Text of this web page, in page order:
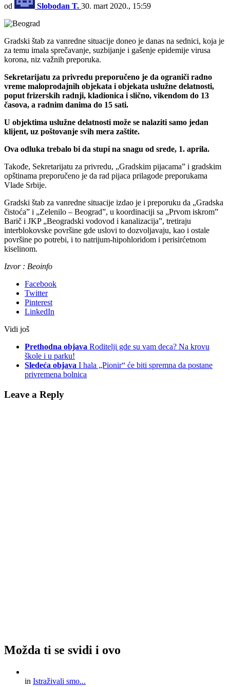
od Slobodan T. 30. mart 2020., 15:59
Gradski štab za vanredne situacije doneo je danas na sednici, koja je
za temu imala sprečavanje, suzbijanje i gašenje epidemije virusa
korona, niz važnih preporuka.
Sekretarijatu za privredu preporučeno je da ograniči radno
vreme maloprodajnih objekata i objekata uslužne delatnosti,
poput frizerskih radnji, kladionica i slično, vikendom do 13
časova, a radnim danima do 15 sati.
U objektima uslužne delatnosti može se nalaziti samo jedan
klijent, uz poštovanje svih mera zaštite.
Ova odluka trebalo bi da stupi na snagu od srede, 1. aprila.
Takođe, Sekretarijatu za privredu, „Gradskim pijacama” i gradskim
opštinama preporučeno je da rad pijaca prilagode preporukama
Vlade Srbije.
Gradski štab za vanredne situacije izdao je i preporuku da „Gradska
čistoća” i „Zelenilo – Beograd”, u koordinaciji sa „Prvom iskrom”
Barič i JKP „Beogradski vodovod i kanalizacija”, tretiraju
interblokovske površine gde uslovi to dozvoljavaju, kao i ostale
površine po potrebi, i to natrijum-hipohloridom i perisirćetnom
kiselinom.
Izvor : Beoinfo
Facebook
Twitter
Pinterest
LinkedIn
Vidi još
Prethodna objava Roditelji gde su vam deca? Na krovu
škole i u parku!
Sledeća objava I hala „Pionir“ će biti spremna da postane
privremena bolnica
Leave a Reply
Možda ti se svidi i ovo
in Istraživali smo...